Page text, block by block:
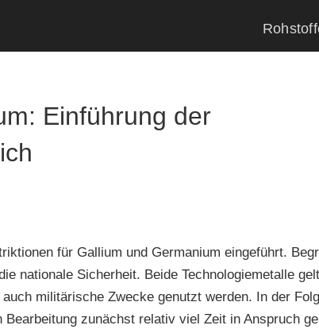
Einführung der
für Gallium und Germanium eingeführt.
nationale Sicherheit. Beide Technologiemetalle
militärische Zwecke genutzt werden. In der
zunächst relativ viel Zeit in Anspruch